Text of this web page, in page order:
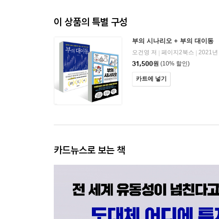
이 상품의 특별 구성
부의 시나리오 + 부의 대이동
오건영 저 페이지2북스
2021
31,500원 (10% 할인)
카트에 넣기
카드뉴스로 보는 책